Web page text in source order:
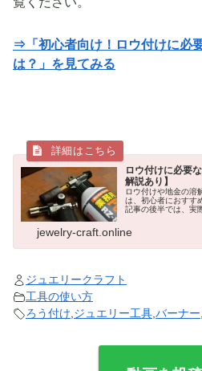
⇒「初心者向け！ロウ付けに必
は？」を見てみる
ロウ付けに必要
解説あり】
ロウ付けや地金の溶
は、初心者におすす
記事の後半では、実
jewelry-craft.online
ジュエリークラフト
工具の使い方
ろう付け,ジュエリー工具,バーナー,